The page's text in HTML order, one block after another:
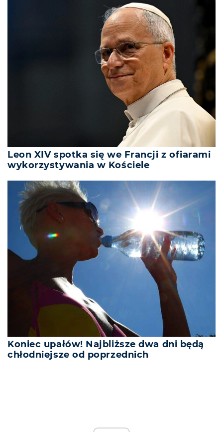
Leon XIV spotka się we Francji z ofiarami
wykorzystywania w Kościele
Koniec upałów! Najbliższe dwa dni będą
chłodniejsze od poprzednich